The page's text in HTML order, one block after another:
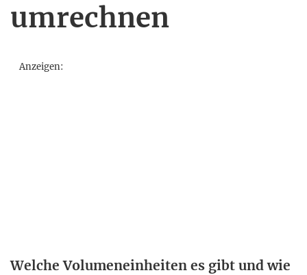
umrechnen
Anzeigen:
Welche Volumeneinheiten es gibt und wie